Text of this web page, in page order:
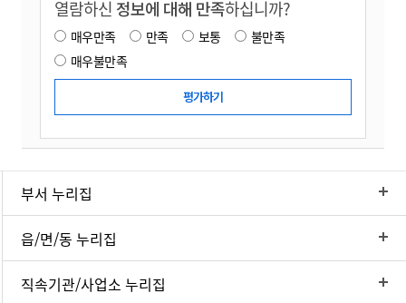
열람하신 정보에 대해 만족하십니까?
매우만족 만족 보통
불만족
매우불만족
부서 누리집
읍/면/동 누리집
직속기관/사업소 누리집